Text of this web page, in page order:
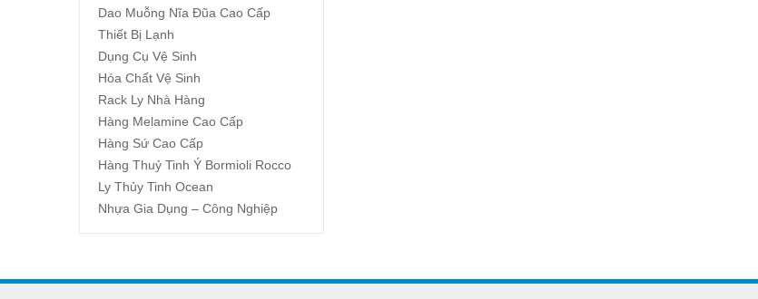
Dao Muỗng Nĩa Đũa Cao Cấp
Thiết Bị Lạnh
Dụng Cụ Vệ Sinh
Hóa Chất Vệ Sinh
Rack Ly Nhà Hàng
Hàng Melamine Cao Cấp
Hàng Sứ Cao Cấp
Hàng Thuỷ Tinh Ý Bormioli Rocco
Ly Thủy Tinh Ocean
Nhựa Gia Dụng – Công Nghiệp